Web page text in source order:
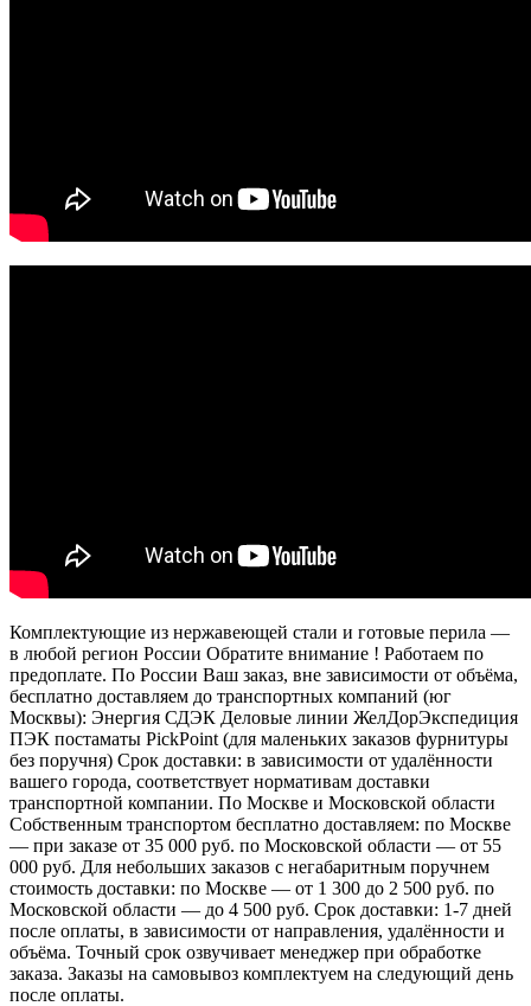
Комплектующие из нержавеющей стали и готовые перила —
в любой регион России Обратите внимание ! Работаем по
предоплате. По России Ваш заказ, вне зависимости от объёма,
бесплатно доставляем до транспортных компаний (юг
Москвы): Энергия СДЭК Деловые линии ЖелДорЭкспедиция
ПЭК постаматы PickPoint (для маленьких заказов фурнитуры
без поручня) Срок доставки: в зависимости от удалённости
вашего города, соответствует нормативам доставки
транспортной компании. По Москве и Московской области
Собственным транспортом бесплатно доставляем: по Москве
— при заказе от 35 000 руб. по Московской области — от 55
000 руб. Для небольших заказов с негабаритным поручнем
стоимость доставки: по Москве — от 1 300 до 2 500 руб. по
Московской области — до 4 500 руб. Срок доставки: 1-7 дней
после оплаты, в зависимости от направления, удалённости и
объёма. Точный срок озвучивает менеджер при обработке
заказа. Заказы на самовывоз комплектуем на следующий день
после оплаты.